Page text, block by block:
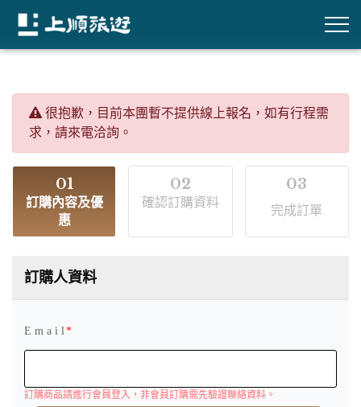
很抱歉，目前本團暫不提供線上報名，如有行程需
求，請來電洽詢。
01
訂購內容及優
惠
02
確認訂購資料
03
完成訂單
訂購人資料
E m a i l
訂購商品請進行會員登入，非會員訂購需先驗證聯絡資料。